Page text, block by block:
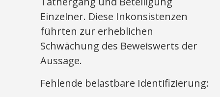
Einzelner. Diese Inkonsistenzen
führten zur erheblichen
Schwächung des Beweiswerts der
Aussage.​
Fehlende belastbare Identifizierung: